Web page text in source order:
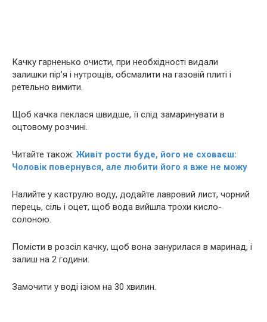
Качку гарненько очисти, при необхідності видали
залишки пір’я і нyтрощів, обсмалити на газовій плиті і
ретельно вимити.
Щоб качка пеклася швидше, її слід замаринувати в
оцтовому розчині.
Читайте також: Живіт рости буде, його не сховаєш:
Чоловік повернувся, але любити його я вже не можу
Налийте у каструлю воду, додайте лавровий лист, чорний
перець, сіль і оцет, щоб вода вийшла трохи кисло-
солоною.
Помісти в розсіл качку, щоб вона занурилася в маринад, і
залиш на 2 години.
Замочити у воді ізюм на 30 хвилин.